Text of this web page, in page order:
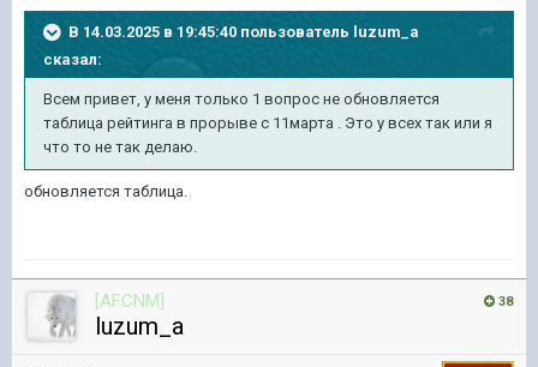
В 14.03.2025 в 19:45:40 пользователь luzum_a
сказал:
Всем привет, у меня только 1 вопрос не обновляется
таблица рейтинга в прорыве с 11марта . Это у всех так или я
что то не так делаю.
обновляется таблица.
38
[AFCNM]
luzum_a